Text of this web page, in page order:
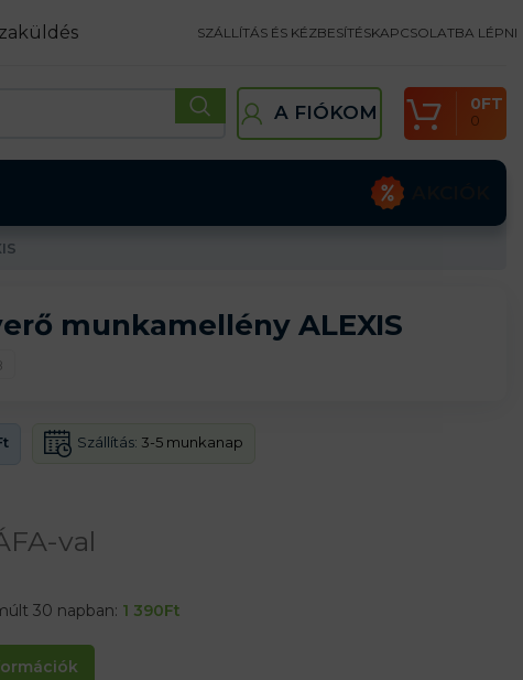
SZÁLLÍTÁS ÉS KÉZBESÍTÉSKAPCSOLATBA LÉPNI
A FIÓKOM 0
0FT
munkamellény ALEXIS
Szállítás: 3-5 munkanap
val
30 napban: 1 390Ft